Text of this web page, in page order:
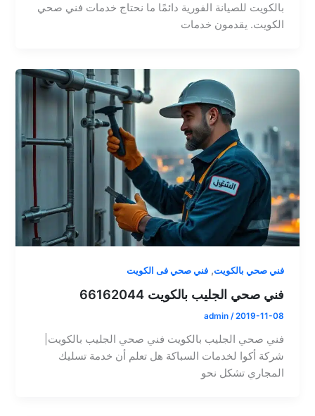
بالكويت للصيانة الفورية دائمًا ما نحتاج خدمات فني صحي
الكويت. يقدمون خدمات
فني صحي بالكويت,فني صحي فى الكويت
فني صحي الجليب بالكويت 66162044
admin /2019-11-08
فني صحي الجليب بالكويت فني صحي الجليب بالكويت|
شركة أكوا لخدمات السباكة هل تعلم أن خدمة تسليك
المجاري تشكل نحو